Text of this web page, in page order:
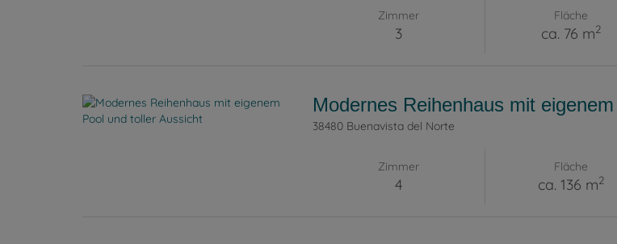
Zimmer
3
Fläche
ca. 76 m2
Modernes Reihenhaus mit
38480 Buenavista del Norte
Zimmer
4
Fläche
ca. 136 m2